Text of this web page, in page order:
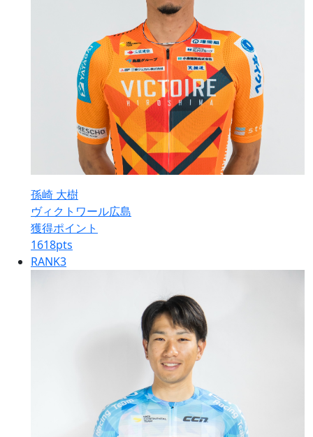
孫崎 大樹
ヴィクトワール広島
獲得ポイント
1618pts
RANK3